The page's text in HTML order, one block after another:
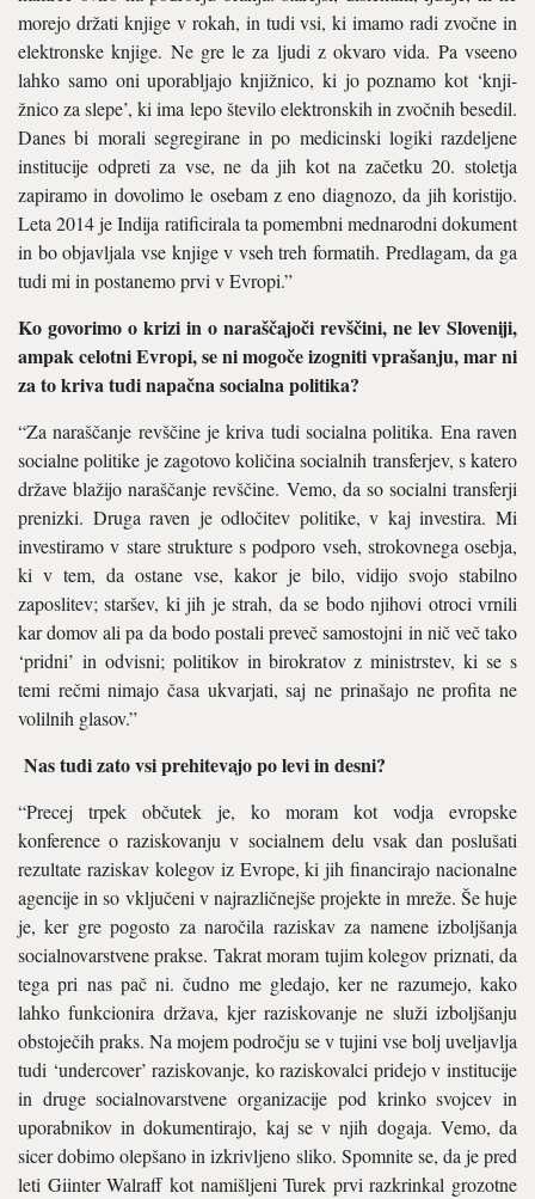
morejo držati knjige v rokah, in tudi vsi, ki imamo radi zvočne in
elektronske knjige. Ne gre le za ljudi z okvaro vida. Pa vseeno
lahko samo oni uporabljajo knjižnico, ki jo poznamo kot ‘knji­
žnico za slepe’, ki ima lepo število elektronskih in zvočnih besedil.
Danes bi morali segregirane in po medicinski logiki razdeljene
insti­tucije odpreti za vse, ne da jih kot na začetku 20. stoletja
zapiramo in dovolimo le osebam z eno dia­gnozo, da jih koristijo.
Leta 2014 je Indija ratificirala ta pomembni mednarodni dokument
in bo ob­javljala vse knjige v vseh treh for­matih. Predlagam, da ga
tudi mi in postanemo prvi v Evropi.”
Ko govorimo o krizi in o nara­ščajoči revščini, ne lev Sloveni­ji,
ampak celotni Evropi, se ni mogoče izogniti vprašanju, mar ni
za to kriva tudi napačna social­na politika?
“Za naraščanje revščine je kriva tudi socialna politika. Ena raven
socialne politike je zagotovo količina socialnih transferjev, s katero
države blažijo naraščanje revšči­ne. Vemo, da so socialni transferji
prenizki. Druga raven je odločitev politike, v kaj investira. Mi
investi­ramo v stare strukture s podporo vseh, strokovnega osebja,
ki v tem, da ostane vse, kakor je bilo, vidijo svojo stabilno
zaposlitev; staršev, ki jih je strah, da se bodo njihovi otroci vrnili
kar domov ali pa da bodo postali preveč samostojni in nič več tako
‘pridni’ in odvisni; politikov in birokratov z ministr­stev, ki se s
temi rečmi nimajo časa ukvarjati, saj ne prinašajo ne profi­ta ne
volilnih glasov.”
Nas tudi zato vsi prehitevajo po levi in desni?
“Precej trpek občutek je, ko moram kot vodja evropske
konference o raziskovanju v socialnem delu vsak dan poslušati
rezultate raz­iskav kolegov iz Evrope, ki jih fi­nancirajo nacionalne
agencije in so vključeni v najrazličnejše projekte in mreže. Še huje
je, ker gre pogo­sto za naročila raziskav za namene izboljšanja
socialnovarstvene prakse. Takrat moram tujim kole­gov priznati, da
tega pri nas pač ni. čudno me gledajo, ker ne razume­jo, kako
lahko funkcionira država, kjer raziskovanje ne služi izboljša­nju
obstoječih praks. Na mojem po­dročju se v tujini vse bolj uveljavlja
tudi ‘undercover’ raziskovanje, ko raziskovalci pridejo v institucije
in druge socialnovarstvene organiza­cije pod krinko svojcev in
uporab­nikov in dokumentirajo, kaj se v njih dogaja. Vemo, da
sicer dobimo olepšano in izkrivljeno sliko. Spo­mnite se, da je pred
leti Giinter Walraff kot namišljeni Turek prvi razkrinkal grozotne